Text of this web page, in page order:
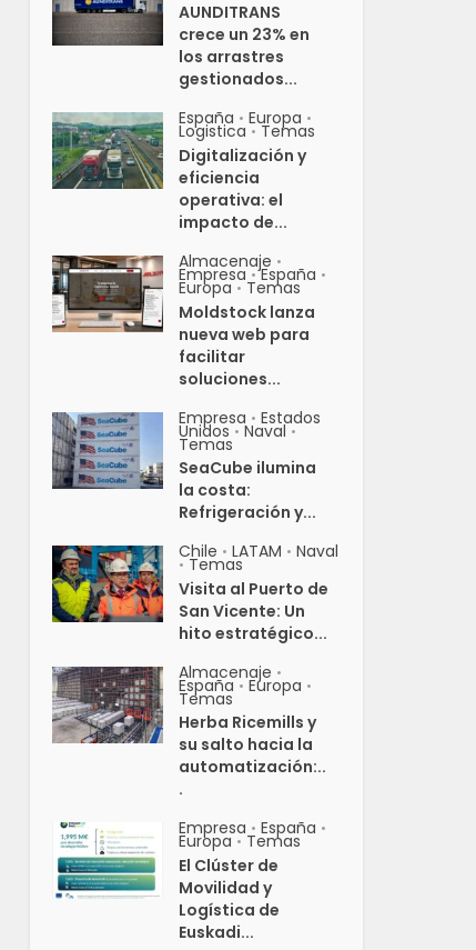
AUNDITRANS
crece un 23% en
los arrastres
gestionados...
España • Europa •
Logistica • Temas
Digitalización y
eficiencia
operativa: el
impacto de...
Almacenaje •
Empresa • España •
Europa • Temas
Moldstock lanza
nueva web para
facilitar
soluciones...
Empresa • Estados
Unidos • Naval •
Temas
SeaCube ilumina
la costa:
Refrigeración y...
Chile • LATAM • Naval
• Temas
Visita al Puerto de
San Vicente: Un
hito estratégico...
Almacenaje •
España • Europa •
Temas
Herba Ricemills y
su salto hacia la
automatización:..
.
Empresa • España •
Europa • Temas
El Clúster de
Movilidad y
Logística de
Euskadi...